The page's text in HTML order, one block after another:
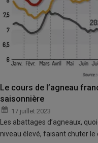
Le cours de l’agneau
saisonnière
17 juillet 2023
Les abattages d’agneaux,
niveau élevé, faisant chuter le